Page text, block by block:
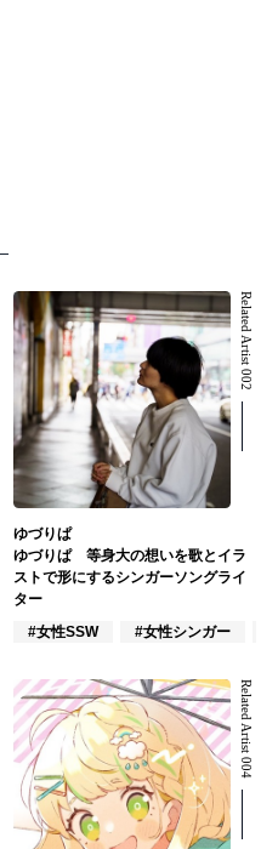
Related Artist 002
ゆづりぱ
ゆづりぱ 等身大の想いを歌とイラ
ストで形にするシンガーソングライ
ター
#女性SSW
#女性シンガー
Related Artist 004